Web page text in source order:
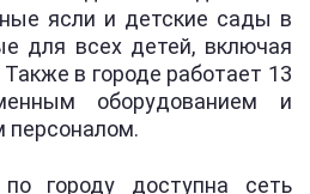
ясли и детские сады в
для всех детей, включая
в городе работает 13
оборудованием и
персоналом.
городу доступна сеть